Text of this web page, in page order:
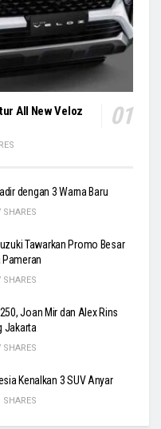
All New Veloz
dengan 3 Warna Baru
SHARES
Tawarkan Promo Besar
SHARES
Joan Mir dan Alex Rins
Jakarta
SHARES
Kenalkan 3 SUV Anyar
SHARES